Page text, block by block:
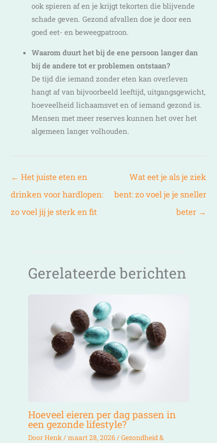
ook spieren af en je krijgt tekorten die blijvende
schade geven. Gezond afvallen doe je door een
goed eet- en beweegpatroon.
Waarom duurt het bij de ene persoon langer dan
bij de andere tot er problemen ontstaan?
De tijd die iemand zonder eten kan overleven
hangt af van bijvoorbeeld leeftijd, uitgangsgewicht,
hoeveelheid lichaamsvet en of iemand gezond is.
Mensen met meer reserves kunnen het over het
algemeen langer volhouden.
← Het juiste eten en
drinken voor hardlopen:
zo voel jij je sterk en fit
Wat eet je als je ziek
bent: zo voel je je sneller
beter →
Gerelateerde berichten
Hoeveel eieren per dag passen in
een gezonde lifestyle?
DoorHenk/ maart 28, 2026/ Gezondheid &